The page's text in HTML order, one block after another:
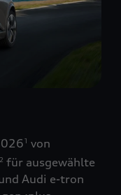
1 von
2 für ausgewählte
Audi e-tron